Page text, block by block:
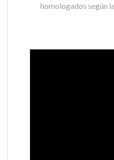
homologados según